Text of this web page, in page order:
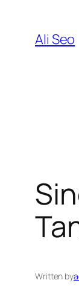
content
Ali Seo
Written by